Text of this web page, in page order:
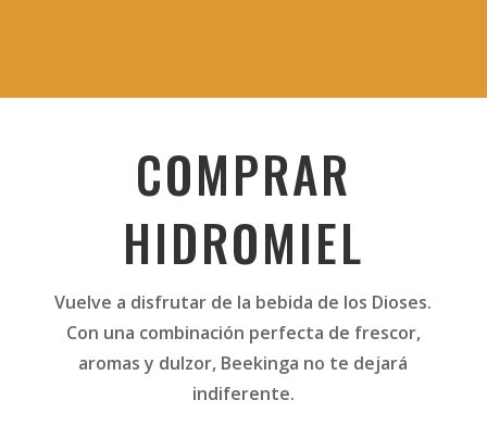
COMPRAR
HIDROMIEL
Vuelve a disfrutar de la bebida de los Dioses.
Con una combinación perfecta de frescor,
aromas y dulzor, Beekinga no te dejará
indiferente.